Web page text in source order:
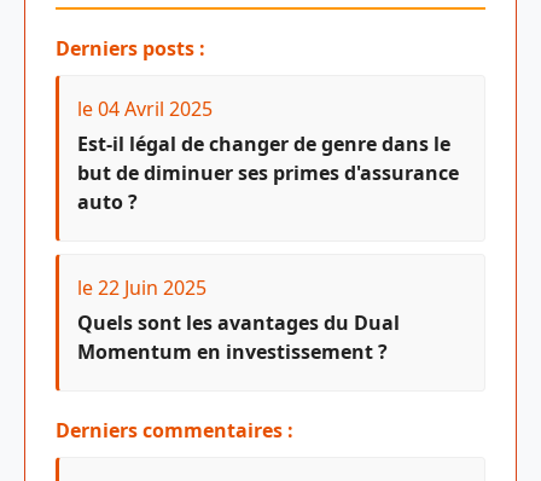
Derniers posts :
le 04 Avril 2025
Est-il légal de changer de genre dans le
but de diminuer ses primes d'assurance
auto ?
le 22 Juin 2025
Quels sont les avantages du Dual
Momentum en investissement ?
Derniers commentaires :